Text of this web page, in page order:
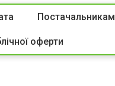
Постачальникам
оферти